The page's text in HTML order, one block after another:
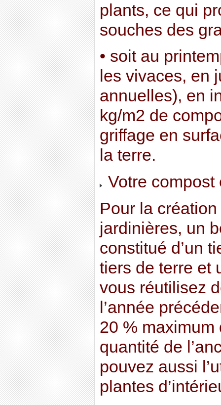
plants, ce qui
souches des
• soit au
les vivaces, en
annuelles), en
kg/m2 de
griffage en
la terre.
Votre
Pour la
jardinières, un
constitué d’un
tiers de terre et
vous réutilisez
l’année
20 % maximum
quantité de
pouvez aussi
plantes